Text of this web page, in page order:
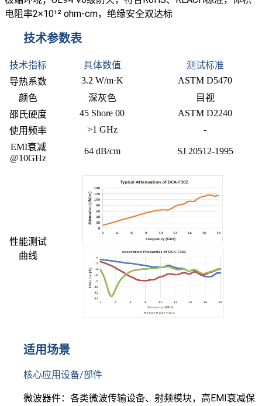
电阻率2×10¹² ohm-cm，绝缘安全双达标
技术参数表
技术指标 具体数值
测试标准
导热系数
3.2 W/m·K
ASTM D5470
颜色
深灰色
目视
邵氏硬度
45 Shore 00
ASTM D2240
使用频率
>1 GHz
-
EMI衰减
@10GHz
64 dB/cm SJ 20512-1995
性能测试
曲线
适用场景
核心应用设备/部件
微波器件：各类微波传输设备、射频模块，高EMI衰减保